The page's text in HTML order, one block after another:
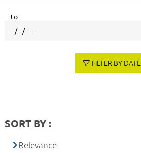
to
FILTER BY DATE
SORT BY :
Relevance